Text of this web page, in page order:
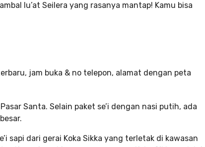
lu’at Seilera yang rasanya mantap! Kamu bisa
Santa. Selain paket se’i dengan nasi putih, ada
sapi dari gerai Koka Sikka yang terletak di kawasan